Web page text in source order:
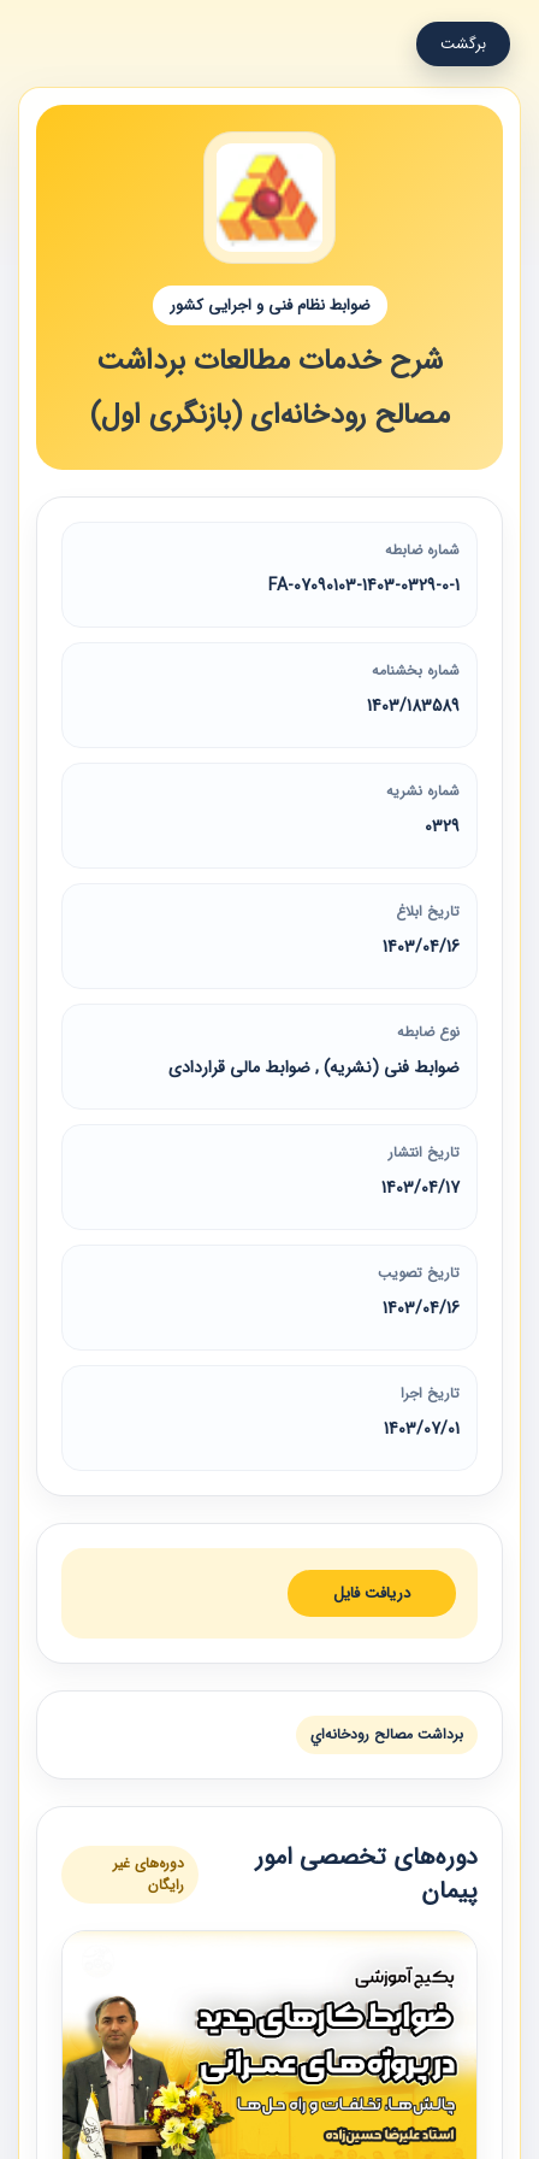
برگشت
ضوابط نظام فنی و اجرایی کشور
شرح خدمات مطالعات برداشت
مصالح رودخانه‌ای (بازنگری اول)
شماره ضابطه
07090103-1403-0329-0-1-FA
شماره بخشنامه
1403/183589
شماره نشریه
0329
تاریخ ابلاغ
1403/04/16
نوع ضابطه
ضوابط فنی (نشریه) , ضوابط مالی قراردادی
تاریخ انتشار
1403/04/17
تاریخ تصویب
1403/04/16
تاریخ اجرا
1403/07/01
دریافت فایل
برداشت مصالح رودخانه‌اي
دوره‌های تخصصی امور
پیمان
دوره‌های غیر
رایگان